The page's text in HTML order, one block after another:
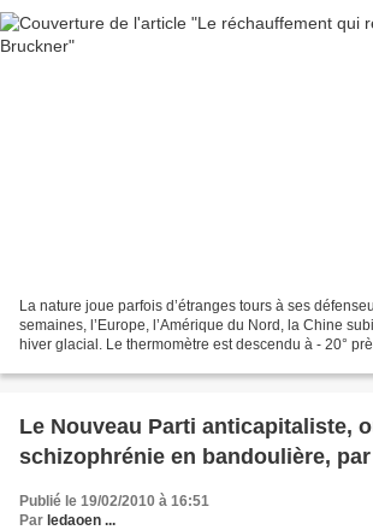
La nature joue parfois d’étranges tours à ses
semaines, l’Europe, l’Amérique du Nord, la Chine
hiver glacial. Le thermomètre est descendu à - 20°
Le Nouveau Parti anticapitaliste,
schizophrénie en bandoulière,
Publié le 19/02/2010 à 16:51
Par ledaoen ...